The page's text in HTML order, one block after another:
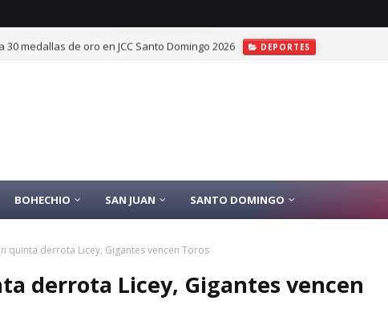
30 medallas de oro en JCC Santo Domingo 2026 DEPORTES
BOHECHIO SAN JUAN SANTO DOMINGO
quinta derrota Licey, Gigantes vencen Toros
derrota Licey, Gigantes vencen